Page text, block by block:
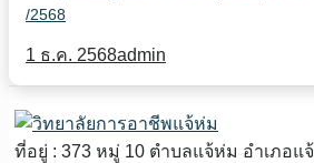
/2568
1 ธ.ค. 2568admin
ที่อยู่ : 373 หมู่ 10 ตำบลแจ้ห่ม อำเภอแ